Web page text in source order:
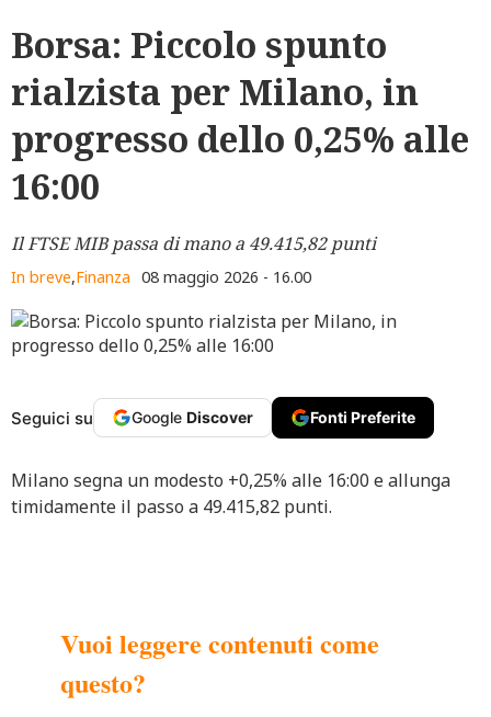
Borsa: Piccolo spunto
rialzista per Milano, in
progresso dello 0,25% alle
16:00
Il FTSE MIB passa di mano a 49.415,82 punti
In breve,Finanza 08 maggio 2026 - 16.00
Seguici su Google Discover Fonti Preferite
Milano segna un modesto +0,25% alle 16:00 e allunga
timidamente il passo a 49.415,82 punti.